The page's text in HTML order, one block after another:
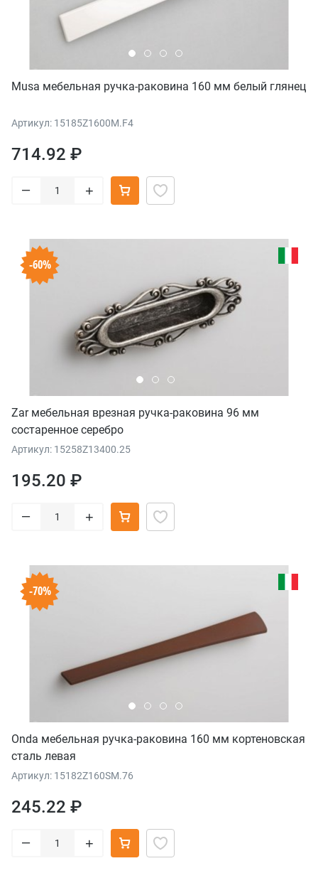
Musa мебельная ручка-раковина 160 мм белый глянец
Артикул: 15185Z1600M.F4
714.92 ₽
– +
-60%
Zar мебельная врезная ручка-раковина 96 мм
состаренное серебро
Артикул: 15258Z13400.25
195.20 ₽
– +
-70%
Onda мебельная ручка-раковина 160 мм кортеновская
сталь левая
Артикул: 15182Z160SM.76
245.22 ₽
– +